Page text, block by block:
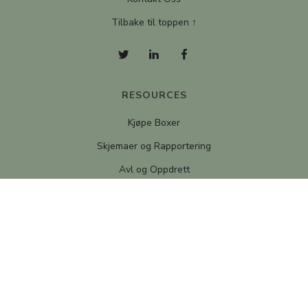
Tilbake til toppen ↑
RESOURCES
Kjøpe Boxer
Skjemaer og Rapportering
Avl og Oppdrett